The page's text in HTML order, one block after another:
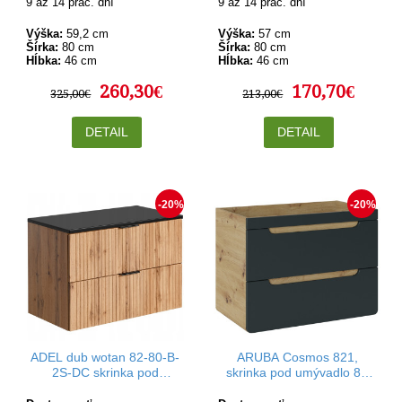
Výška: 59,2 cm
Šírka: 80 cm
Hĺbka: 46 cm
325,00€ 260,30€
DETAIL
Výška: 57 cm
Šírka: 80 cm
Hĺbka: 46 cm
213,00€ 170,70€
DETAIL
-20%
ADEL dub wotan 82-80-B-
2S-DC skrinka pod
-20%
ARUBA Cosmos 821,
skrinka pod umývadlo 80